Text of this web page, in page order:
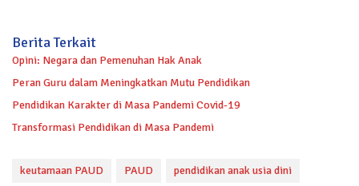
Berita Terkait
Opini: Negara dan Pemenuhan Hak Anak
Peran Guru dalam Meningkatkan Mutu Pendidikan
Pendidikan Karakter di Masa Pandemi Covid-19
Transformasi Pendidikan di Masa Pandemi
keutamaan PAUD PAUD pendidikan anak usia dini